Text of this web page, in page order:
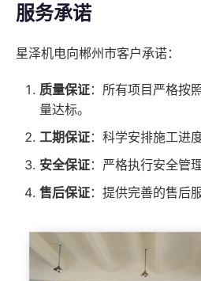
服务承诺
星泽机电向郴州市客户承诺：
质量保证：所有项目严格按
量达标。
工期保证：科学安排施工进
安全保证：严格执行安全管
售后保证：提供完善的售后